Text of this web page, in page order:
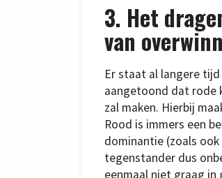
3. Het
van
Er staat al langere
aangetoond dat rode
zal maken. Hierbij
Rood is immers een
dominantie (zoals
tegenstander dus
eenmaal niet graag